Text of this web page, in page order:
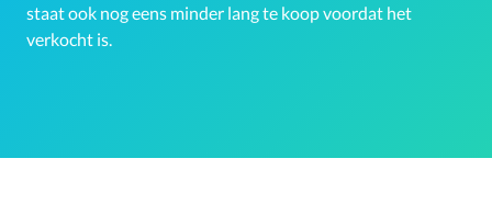
staat ook nog eens minder lang te koop voordat het
verkocht is.